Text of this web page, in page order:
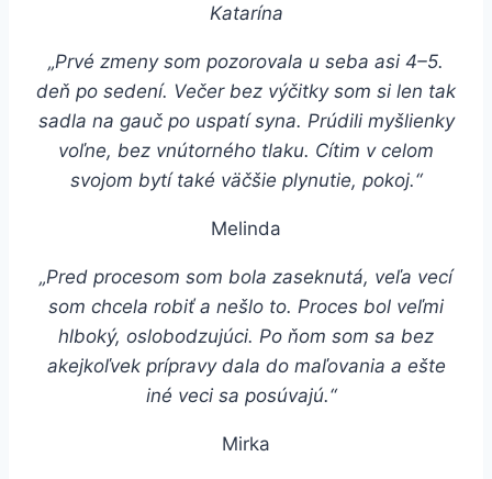
Katarína
„Prvé zmeny som pozorovala u seba asi 4–5.
deň po sedení. Večer bez výčitky som si len tak
sadla na gauč po uspatí syna. Prúdili myšlienky
voľne, bez vnútorného tlaku. Cítim v celom
svojom bytí také väčšie plynutie, pokoj.“
Melinda
„Pred procesom som bola zaseknutá, veľa vecí
som chcela robiť a nešlo to. Proces bol veľmi
hlboký, oslobodzujúci. Po ňom som sa bez
akejkoľvek prípravy dala do maľovania a ešte
iné veci sa posúvajú.“
Mirka